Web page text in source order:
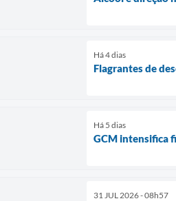
Há 4 dias
Flagrantes de
Há 5 dias
GCM intensifica
31 JUL 2026 - 08h57